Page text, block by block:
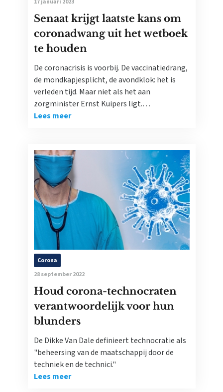
17 januari 2023
Senaat krijgt laatste kans om
coronadwang uit het wetboek
te houden
De coronacrisis is voorbij. De vaccinatiedrang,
de mondkapjesplicht, de avondklok: het is
verleden tijd. Maar niet als het aan
zorgminister Ernst Kuipers ligt.…
Lees meer
Corona
28 september 2022
Houd corona-technocraten
verantwoordelijk voor hun
blunders
De Dikke Van Dale definieert technocratie als
"beheersing van de maatschappij door de
techniek en de technici."
Lees meer